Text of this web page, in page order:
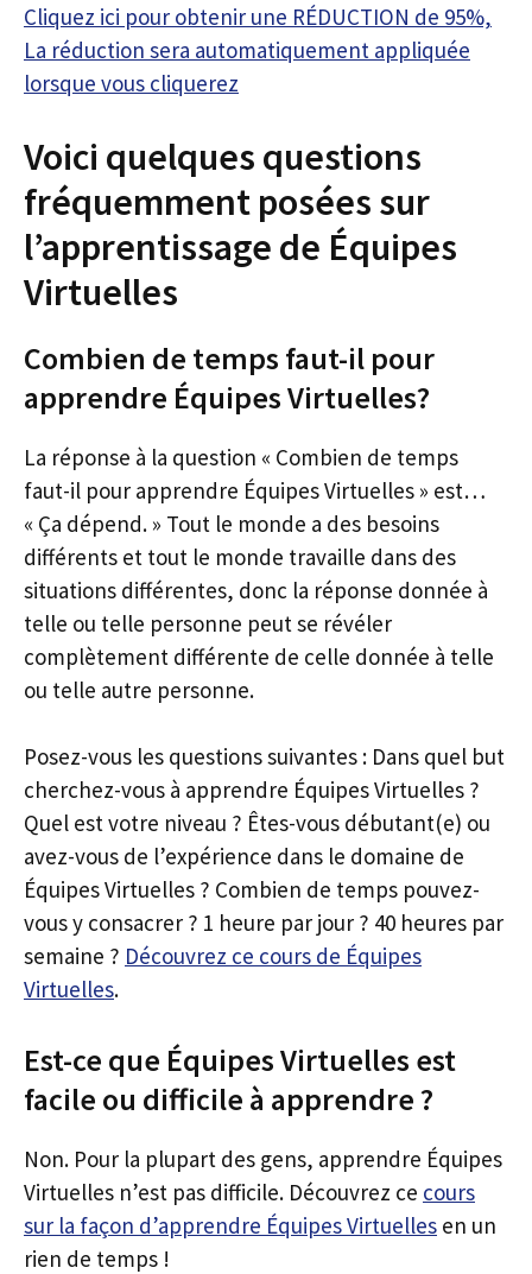
Cliquez ici pour obtenir une RÉDUCTION de 95%,
La réduction sera automatiquement appliquée
lorsque vous cliquerez
Voici quelques questions
fréquemment posées sur
l’apprentissage de Équipes
Virtuelles
Combien de temps faut-il pour
apprendre Équipes Virtuelles?
La réponse à la question « Combien de temps
faut-il pour apprendre Équipes Virtuelles » est…
« Ça dépend. » Tout le monde a des besoins
différents et tout le monde travaille dans des
situations différentes, donc la réponse donnée à
telle ou telle personne peut se révéler
complètement différente de celle donnée à telle
ou telle autre personne.
Posez-vous les questions suivantes : Dans quel but
cherchez-vous à apprendre Équipes Virtuelles ?
Quel est votre niveau ? Êtes-vous débutant(e) ou
avez-vous de l’expérience dans le domaine de
Équipes Virtuelles ? Combien de temps pouvez-
vous y consacrer ? 1 heure par jour ? 40 heures par
semaine ? Découvrez ce cours de Équipes
Virtuelles.
Est-ce que Équipes Virtuelles est
facile ou difficile à apprendre ?
Non. Pour la plupart des gens, apprendre Équipes
Virtuelles n’est pas difficile. Découvrez ce cours
sur la façon d’apprendre Équipes Virtuelles en un
rien de temps !